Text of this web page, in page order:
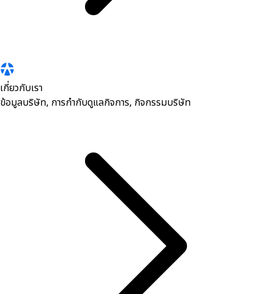
เกี่ยวกับเรา
ข้อมูลบริษัท, การกำกับดูแลกิจการ, กิจกรรมบริษัท